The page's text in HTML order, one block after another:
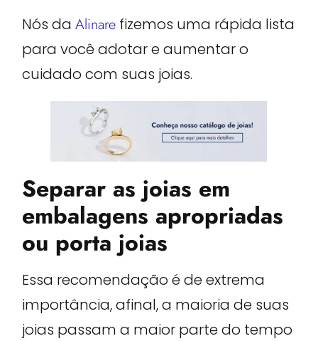
Nós daAlinare fizemos uma rápida lista
para você adotar e aumentar o
cuidado com suas joias.
Separar as joias em
embalagens apropriadas
ou porta joias
Essa recomendação é de extrema
importância, afinal, a maioria de suas
joias passam a maior parte do tempo